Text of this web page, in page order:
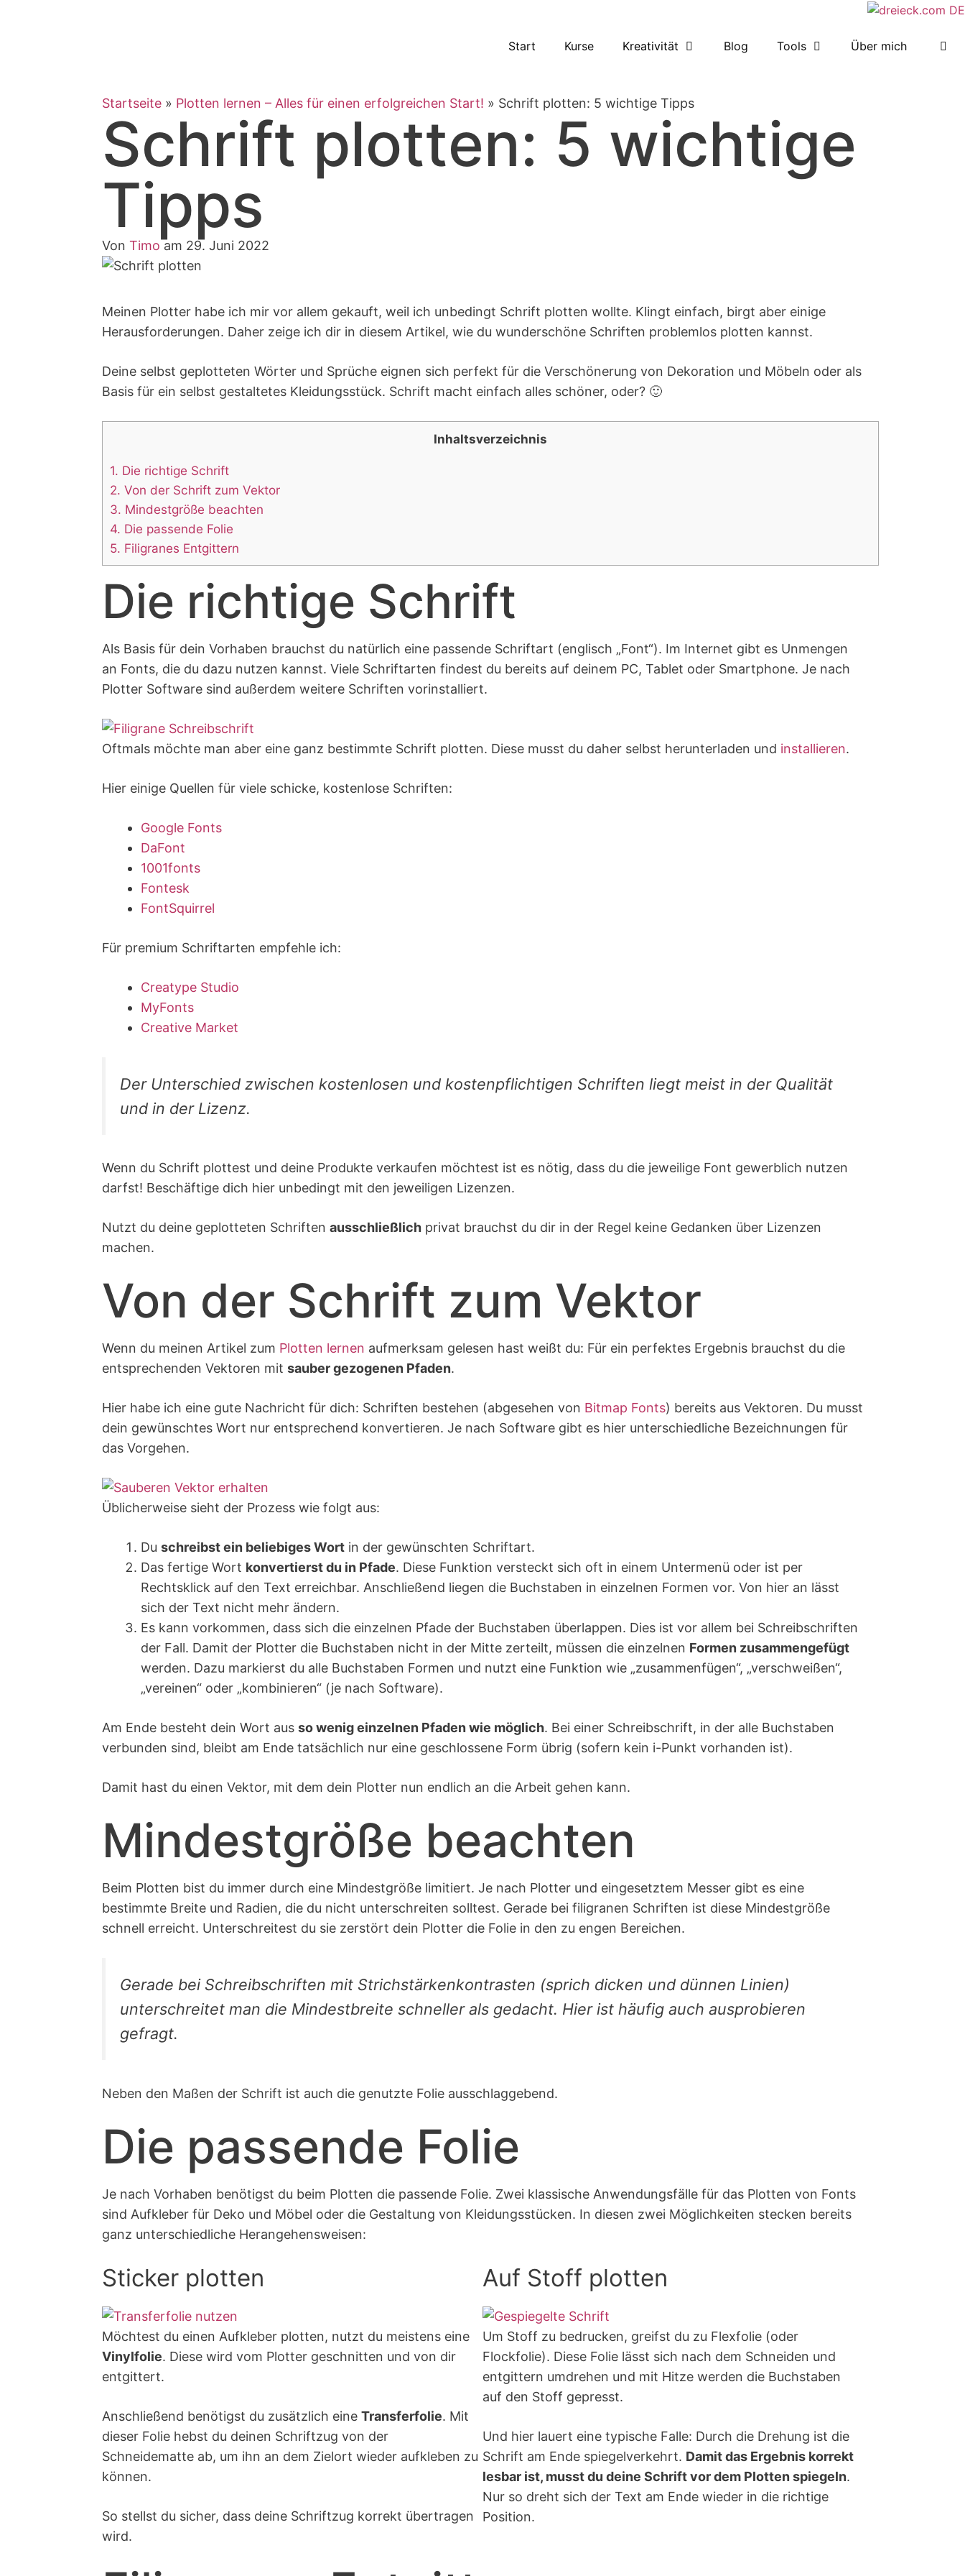
Start Kurse Kreativität Blog Tools Über mich
Startseite » Plotten lernen – Alles für einen erfolgreichen Start! » Schrift plotten: 5 wichtige Tipps
Schrift plotten: 5 wichtige
Tipps
Von Timo am 29. Juni 2022
Meinen Plotter habe ich mir vor allem gekauft, weil ich unbedingt Schrift plotten wollte. Klingt einfach, birgt aber einige
Herausforderungen. Daher zeige ich dir in diesem Artikel, wie du wunderschöne Schriften problemlos plotten kannst.
Deine selbst geplotteten Wörter und Sprüche eignen sich perfekt für die Verschönerung von Dekoration und Möbeln oder als
Basis für ein selbst gestaltetes Kleidungsstück. Schrift macht einfach alles schöner, oder? 🙂
Inhaltsverzeichnis
1. Die richtige Schrift
2. Von der Schrift zum Vektor
3. Mindestgröße beachten
4. Die passende Folie
5. Filigranes Entgittern
Die richtige Schrift
Als Basis für dein Vorhaben brauchst du natürlich eine passende Schriftart (englisch „Font“). Im Internet gibt es Unmengen
an Fonts, die du dazu nutzen kannst. Viele Schriftarten findest du bereits auf deinem PC, Tablet oder Smartphone. Je nach
Plotter Software sind außerdem weitere Schriften vorinstalliert.
Oftmals möchte man aber eine ganz bestimmte Schrift plotten. Diese musst du daher selbst herunterladen und installieren.
Hier einige Quellen für viele schicke, kostenlose Schriften:
Google Fonts
DaFont
1001fonts
Fontesk
FontSquirrel
Für premium Schriftarten empfehle ich:
Creatype Studio
MyFonts
Creative Market
Der Unterschied zwischen kostenlosen und kostenpflichtigen Schriften liegt meist in der Qualität
und in der Lizenz.
Wenn du Schrift plottest und deine Produkte verkaufen möchtest ist es nötig, dass du die jeweilige Font gewerblich nutzen
darfst! Beschäftige dich hier unbedingt mit den jeweiligen Lizenzen.
Nutzt du deine geplotteten Schriften ausschließlich privat brauchst du dir in der Regel keine Gedanken über Lizenzen
machen.
Von der Schrift zum Vektor
Wenn du meinen Artikel zum Plotten lernen aufmerksam gelesen hast weißt du: Für ein perfektes Ergebnis brauchst du die
entsprechenden Vektoren mit sauber gezogenen Pfaden.
Hier habe ich eine gute Nachricht für dich: Schriften bestehen (abgesehen von Bitmap Fonts) bereits aus Vektoren. Du musst
dein gewünschtes Wort nur entsprechend konvertieren. Je nach Software gibt es hier unterschiedliche Bezeichnungen für
das Vorgehen.
Üblicherweise sieht der Prozess wie folgt aus:
Du schreibst ein beliebiges Wort in der gewünschten Schriftart.
Das fertige Wort konvertierst du in Pfade. Diese Funktion versteckt sich oft in einem Untermenü oder ist per
Rechtsklick auf den Text erreichbar. Anschließend liegen die Buchstaben in einzelnen Formen vor. Von hier an lässt
sich der Text nicht mehr ändern.
Es kann vorkommen, dass sich die einzelnen Pfade der Buchstaben überlappen. Dies ist vor allem bei Schreibschriften
der Fall. Damit der Plotter die Buchstaben nicht in der Mitte zerteilt, müssen die einzelnen Formen zusammengefügt
werden. Dazu markierst du alle Buchstaben Formen und nutzt eine Funktion wie „zusammenfügen“, „verschweißen“,
„vereinen“ oder „kombinieren“ (je nach Software).
Am Ende besteht dein Wort aus so wenig einzelnen Pfaden wie möglich. Bei einer Schreibschrift, in der alle Buchstaben
verbunden sind, bleibt am Ende tatsächlich nur eine geschlossene Form übrig (sofern kein i-Punkt vorhanden ist).
Damit hast du einen Vektor, mit dem dein Plotter nun endlich an die Arbeit gehen kann.
Mindestgröße beachten
Beim Plotten bist du immer durch eine Mindestgröße limitiert. Je nach Plotter und eingesetztem Messer gibt es eine
bestimmte Breite und Radien, die du nicht unterschreiten solltest. Gerade bei filigranen Schriften ist diese Mindestgröße
schnell erreicht. Unterschreitest du sie zerstört dein Plotter die Folie in den zu engen Bereichen.
Gerade bei Schreibschriften mit Strichstärkenkontrasten (sprich dicken und dünnen Linien)
unterschreitet man die Mindestbreite schneller als gedacht. Hier ist häufig auch ausprobieren
gefragt.
Neben den Maßen der Schrift ist auch die genutzte Folie ausschlaggebend.
Die passende Folie
Je nach Vorhaben benötigst du beim Plotten die passende Folie. Zwei klassische Anwendungsfälle für das Plotten von Fonts
sind Aufkleber für Deko und Möbel oder die Gestaltung von Kleidungsstücken. In diesen zwei Möglichkeiten stecken bereits
ganz unterschiedliche Herangehensweisen:
Sticker plotten
Möchtest du einen Aufkleber plotten, nutzt du meistens eine
Vinylfolie. Diese wird vom Plotter geschnitten und von dir
entgittert.
Anschließend benötigst du zusätzlich eine Transferfolie. Mit
dieser Folie hebst du deinen Schriftzug von der
Schneidematte ab, um ihn an dem Zielort wieder aufkleben zu
können.
So stellst du sicher, dass deine Schriftzug korrekt übertragen
wird.
Auf Stoff plotten
Um Stoff zu bedrucken, greifst du zu Flexfolie (oder
Flockfolie). Diese Folie lässt sich nach dem Schneiden und
entgittern umdrehen und mit Hitze werden die Buchstaben
auf den Stoff gepresst.
Und hier lauert eine typische Falle: Durch die Drehung ist die
Schrift am Ende spiegelverkehrt. Damit das Ergebnis korrekt
lesbar ist, musst du deine Schrift vor dem Plotten spiegeln.
Nur so dreht sich der Text am Ende wieder in die richtige
Position.